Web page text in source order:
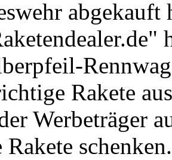
Rakete
Werbeträger
Rakete